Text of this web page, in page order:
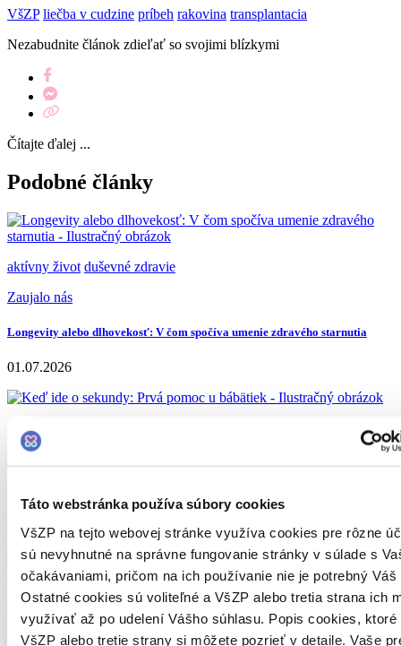
Táto webstránka používa súbory cookies
VšZP na tejto webovej stránke využíva cookies pre rôzne
sú nevyhnutné na správne fungovanie stránky v súlade s
očakávaniami, pričom na ich používanie nie je potrebný Váš
Ostatné cookies sú voliteľné a VšZP alebo tretia strana ich
využívať až po udelení Vášho súhlasu. Popis cookies, ktoré
VšZP alebo tretie strany si môžete pozrieť v detaile. Vaše
VšZP liečba v cudzine príbeh rakovina transplantacia
Nezabudnite článok zdieľať so svojimi blízkymi
Čítajte ďalej ...
Podobné články
aktívny život duševné zdravie
Zaujalo nás
Longevity alebo dlhovekosť: V čom spočíva umenie zdravého starnutia
01.07.2026
deti dýchanie
04.02.2026
deti dovolenka
Zaujalo nás